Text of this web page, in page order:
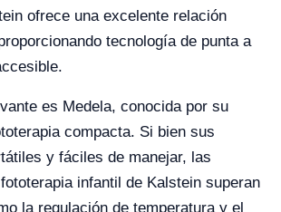
ofrece una excelente relación
tecnología de punta a
es Medela, conocida por su
compacta. Si bien sus
y fáciles de manejar, las
infantil de Kalstein superan
la regulación de temperatura y el